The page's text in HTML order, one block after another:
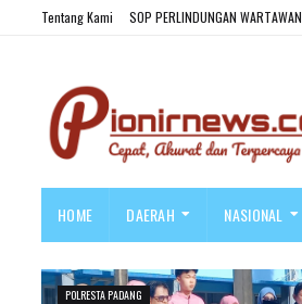
Tentang Kami SOP PERLINDUNGAN WARTAWAN
HOME DAERAH NASIONAL
POLRESTA PADANG